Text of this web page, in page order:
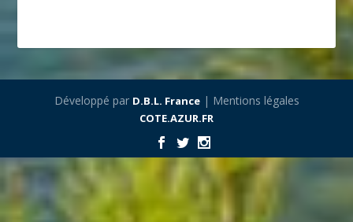
Développé par D.B.L. France| Mentions légales
COTE.AZUR.FR